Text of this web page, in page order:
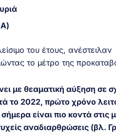
του έτους, ανέστειλαν
το μέτρο της
με θεαματική αύξηση σε
το 2022, πρώτο χρόνο
είναι πιο κοντά στις
αναδιαρθρώσεις (βλ.